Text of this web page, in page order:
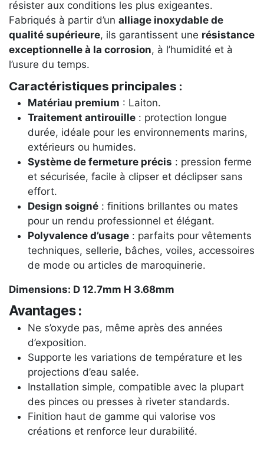
résister aux conditions les plus exigeantes.
Fabriqués à partir d’un alliage inoxydable de
qualité supérieure, ils garantissent une résistance
exceptionnelle à la corrosion, à l’humidité et à
l’usure du temps.
Caractéristiques principales :
Matériau premium : Laiton.
Traitement antirouille : protection longue
durée, idéale pour les environnements marins,
extérieurs ou humides.
Système de fermeture précis : pression ferme
et sécurisée, facile à clipser et déclipser sans
effort.
Design soigné : finitions brillantes ou mates
pour un rendu professionnel et élégant.
Polyvalence d’usage : parfaits pour vêtements
techniques, sellerie, bâches, voiles, accessoires
de mode ou articles de maroquinerie.
Dimensions: D 12.7mm H 3.68mm
Avantages :
Ne s’oxyde pas, même après des années
d’exposition.
Supporte les variations de température et les
projections d’eau salée.
Installation simple, compatible avec la plupart
des pinces ou presses à riveter standards.
Finition haut de gamme qui valorise vos
créations et renforce leur durabilité.